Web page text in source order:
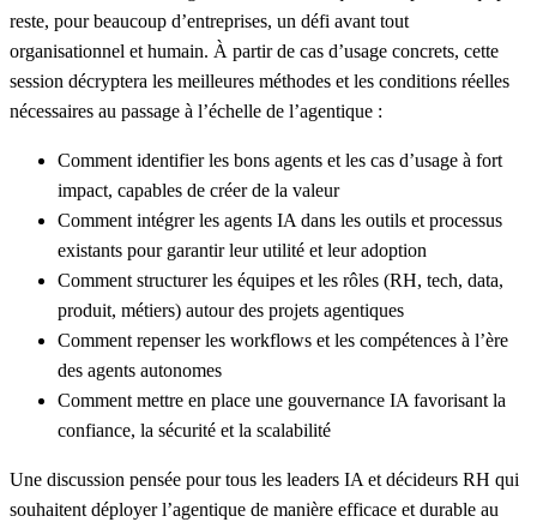
reste, pour beaucoup d’entreprises, un défi avant tout
organisationnel et humain. À partir de cas d’usage concrets, cette
session décryptera les meilleures méthodes et les conditions réelles
nécessaires au passage à l’échelle de l’agentique :
Commentidentifier les bons agents et les cas d’usage à fort
impact, capables de créer de la valeur
Comment intégrer les agents IAdans les outils et processus
existants pour garantir leur utilité et leur adoption
Commentstructurer les équipes et les rôles (RH, tech, data,
produit, métiers) autour des projets agentiques
Commentrepenser les workflows et les compétences à l’ère
des agents autonomes
Comment mettre en place une gouvernance IAfavorisant la
confiance, la sécurité et la scalabilité
Une discussion pensée pour tous les leaders IA et décideurs RH qui
souhaitent déployer l’agentique de manière efficace et durable au